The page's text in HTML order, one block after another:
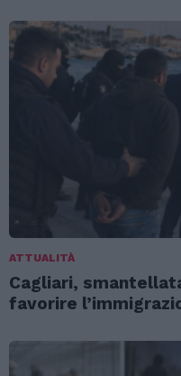
ATTUALITÀ
Cagliari,
favorire